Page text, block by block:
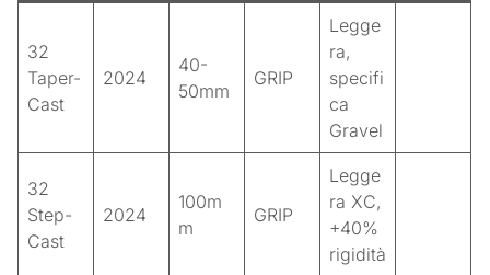
32
Taper-
Cast
2024
40-
50mm
GRIP
Legge
ra,
specifi
ca
Gravel
32
Step-
Cast
2024
100m
m
GRIP
Legge
ra XC,
+40%
rigidità